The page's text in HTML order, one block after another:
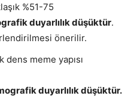
%51-75
duyarlılık düşüktür.
önerilir.
dens meme yapısı
duyarlılık düşüktür.